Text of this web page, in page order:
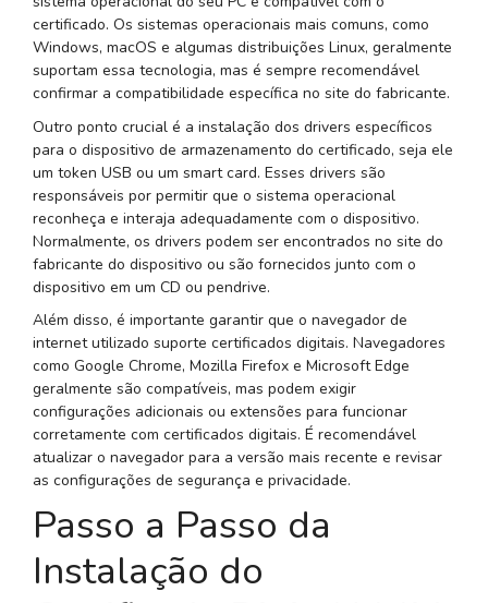
certificado. Os sistemas operacionais mais comuns, como
Windows, macOS e algumas distribuições Linux, geralmente
suportam essa tecnologia, mas é sempre recomendável
confirmar a compatibilidade específica no site do fabricante.
Outro ponto crucial é a instalação dos drivers específicos
para o dispositivo de armazenamento do certificado, seja ele
um token USB ou um smart card. Esses drivers são
responsáveis por permitir que o sistema operacional
reconheça e interaja adequadamente com o dispositivo.
Normalmente, os drivers podem ser encontrados no site do
fabricante do dispositivo ou são fornecidos junto com o
dispositivo em um CD ou pendrive.
Além disso, é importante garantir que o navegador de
internet utilizado suporte certificados digitais. Navegadores
como Google Chrome, Mozilla Firefox e Microsoft Edge
geralmente são compatíveis, mas podem exigir
configurações adicionais ou extensões para funcionar
corretamente com certificados digitais. É recomendável
atualizar o navegador para a versão mais recente e revisar
as configurações de segurança e privacidade.
Passo a Passo da
Instalação do